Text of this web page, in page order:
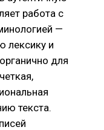
работа с
—
лексику и
для
текста.